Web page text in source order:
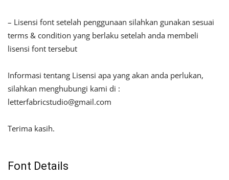
– Lisensi font setelah penggunaan silahkan gunakan sesuai
terms & condition yang berlaku setelah anda membeli
lisensi font tersebut
Informasi tentang Lisensi apa yang akan anda perlukan,
silahkan menghubungi kami di :
letterfabricstudio@gmail.com
Terima kasih.
Font Details